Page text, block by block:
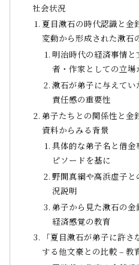
社会状況
夏目漱石の時代認識と金
変動から形成された漱石
明治時代の経済事情
者・作家としての立場
漱石が弟子に与えてい
責任感の重要性
弟子たちとの関係性と金
資料からみる背景
具体的な弟子名と借
ピソードを基に
野間真綱や高浜虚子
況説明
弟子から見た漱石の金
経済感覚の教育
「夏目漱石が弟子に許
する他文豪との比較 – 教